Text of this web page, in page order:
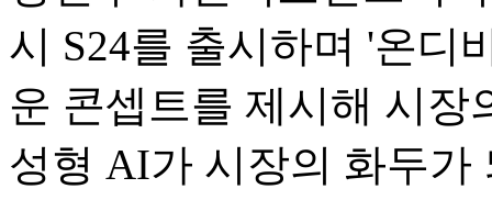
시 S24를 출시하며 '온디
운 콘셉트를 제시해 시
성형 AI가 시장의 화두가